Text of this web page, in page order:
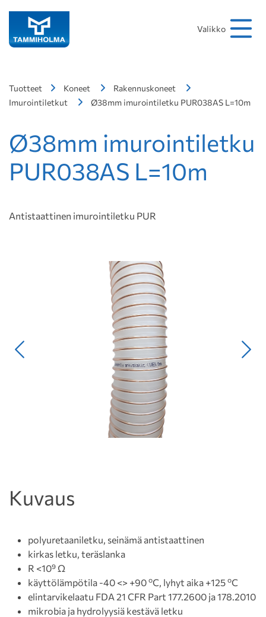
Valikko
Tuotteet Koneet
Rakennuskoneet
Imurointiletkut
Ø38mm imurointiletku PUR038AS L=10m
Ø38mm imurointiletku
PUR038AS L=10m
Antistaattinen imurointiletku PUR
Edellinen
Kuvaus
polyuretaaniletku, seinämä antistaattinen
kirkas letku, teräslanka
R <10⁹ Ω
käyttölämpötila -40 <> +90 oC, lyhyt aika +125 oC
elintarvikelaatu FDA 21 CFR Part 177.2600 ja 178.2010
mikrobia ja hydrolyysiä kestävä letku